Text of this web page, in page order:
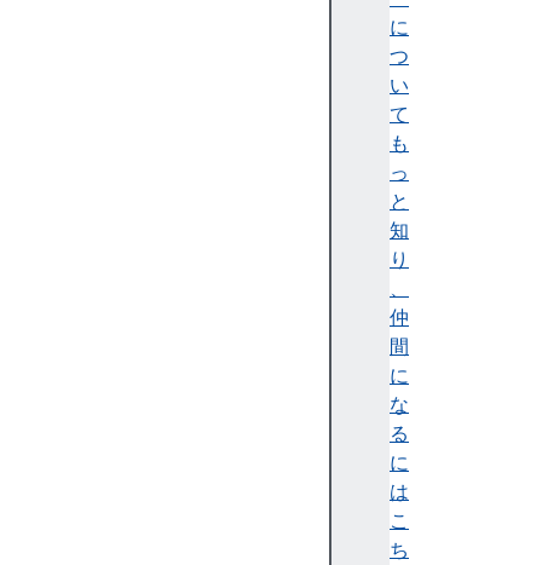
に
つ
い
て
も
っ
と
知
り
、
仲
間
に
な
る
に
は
こ
ち